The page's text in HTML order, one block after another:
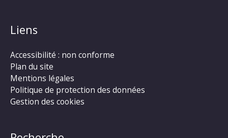
Liens
Accessibilité : non conforme
Plan du site
Mentions légales
Politique de protection des données
Gestion des cookies